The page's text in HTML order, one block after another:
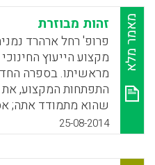
מאמר מלא זהות מבוזרת
פרופ' רחל ארהרד
מקצוע הייעוץ
מראשיתו. בספרה
התפתחות המקצוע, את
שהוא מתמודד אתה;
של פרופ' רביב וד"ר
לתחומי העיסוק
חינוכיים כיום
25-08-2014